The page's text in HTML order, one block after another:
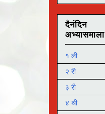
दैनंदिन
अभ्यासमाला
१ ली
२ री
३ री
४ थी